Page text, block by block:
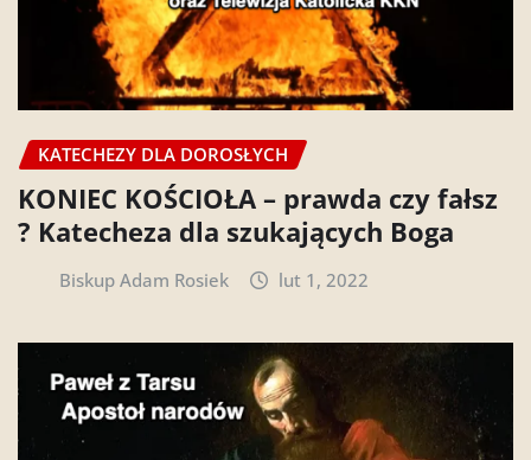
KATECHEZY DLA DOROSŁYCH
KONIEC KOŚCIOŁA – prawda czy fałsz
? Katecheza dla szukających Boga
Biskup Adam Rosiek lut 1, 2022